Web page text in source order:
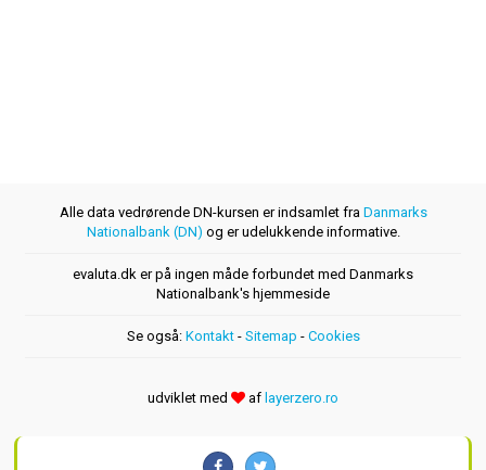
Alle data vedrørende DN-kursen er indsamlet fra Danmarks
Nationalbank (DN) og er udelukkende informative.
evaluta.dk er på ingen måde forbundet med Danmarks
Nationalbank's hjemmeside
Se også: Kontakt- Sitemap - Cookies
udviklet med af layerzero.ro